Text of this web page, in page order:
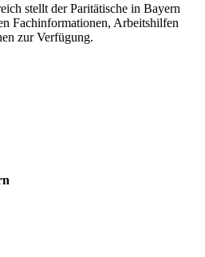
stellt der Paritätische in Bayern
Fachinformationen, Arbeitshilfen
zur Verfügung.